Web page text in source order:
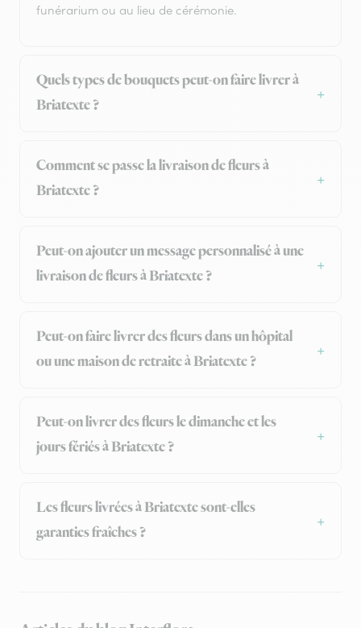
funérarium ou au lieu de cérémonie.
Quels types de bouquets peut-on faire livrer à
Briatexte ?
Comment se passe la livraison de fleurs à
Briatexte ?
Peut-on ajouter un message personnalisé à une
livraison de fleurs à Briatexte ?
Peut-on faire livrer des fleurs dans un hôpital
ou une maison de retraite à Briatexte ?
Peut-on livrer des fleurs le dimanche et les
jours fériés à Briatexte ?
Les fleurs livrées à Briatexte sont-elles
garanties fraîches ?